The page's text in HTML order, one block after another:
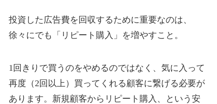
投資した広告費を回収するために重要なのは、
徐々にでも「リピート購入」を増やすこと。
1回きりで買うのをやめるのではなく、気に入って
再度（2回以上）買ってくれる顧客に繋げる必要が
あります。新規顧客からリピート購入、という安